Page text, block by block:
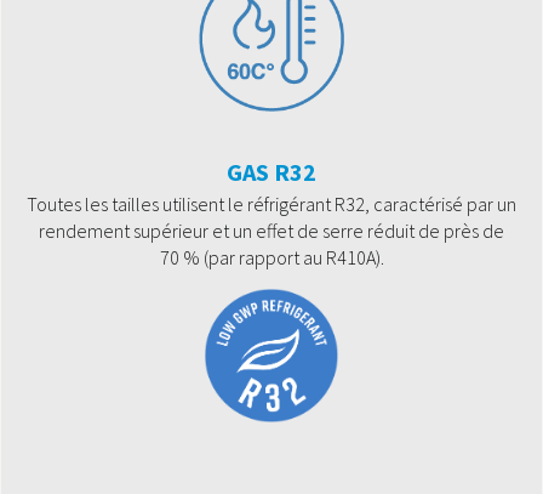
GAS R32
Toutes les tailles utilisent le réfrigérant R32, caractérisé par un
rendement supérieur et un effet de serre réduit de près de
70 % (par rapport au R410A).